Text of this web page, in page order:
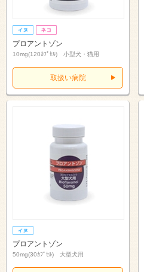
プロアントゾン
10mg(120ｶﾌﾟｾﾙ) 小型犬・猫用
取扱い病院
プロアントゾン
50mg(30ｶﾌﾟｾﾙ) 大型犬用